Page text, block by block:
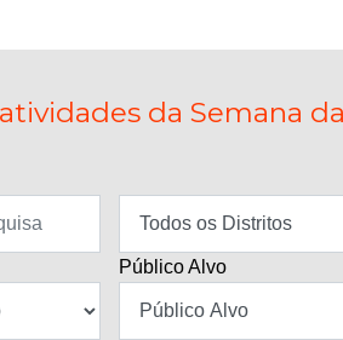
da Semana
Público Alvo